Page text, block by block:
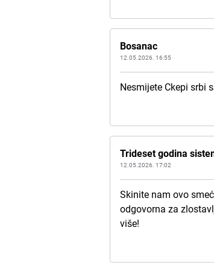
Bosanac
12.05.2026. 16:55
Nesmijete Ckepi srbi
Trideset godina
12.05.2026. 17:02
Skinite nam ovo
odgovorna za
više!